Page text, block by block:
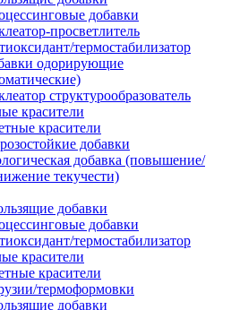
добавки
просветлитель
термостабилизатор
одорирующие
структурообразователь
красители
красители
добавки
добавка (повышение/
текучести)
добавки
добавки
термостабилизатор
красители
красители
термоформовки
добавки